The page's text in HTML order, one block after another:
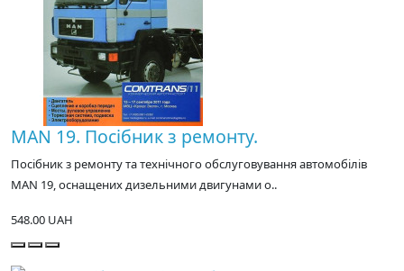
MAN 19. Посібник з ремонту.
Посібник з ремонту та технічного обслуговування автомобілів
MAN 19, оснащених дизельними двигунами о..
548.00 UAH